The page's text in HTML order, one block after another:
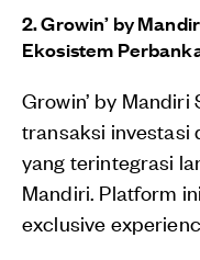
2. Growin’ by
Ekosistem
Growin’ by
transaksi investasi
yang terintegrasi
Mandiri. Platform
exclusive